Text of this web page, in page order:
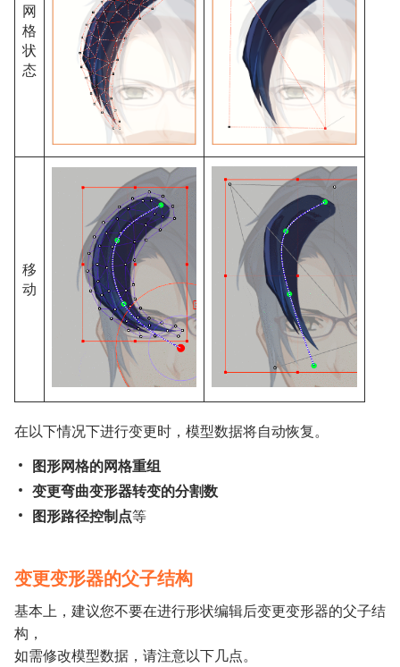
网
格
状
态
移
动
在以下情况下进行变更时，模型数据将自动恢复。
图形网格的网格重组
变更弯曲变形器转变的分割数
图形路径控制点等
变更变形器的父子结构
基本上，建议您不要在进行形状编辑后变更变形器的父子结
构，
如需修改模型数据，请注意以下几点。